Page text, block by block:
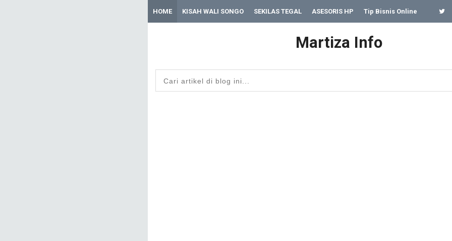
HOME KISAH WALI SONGO SEKILAS TEGAL ASESORIS HP Tip Bisnis Online
Martiza Info